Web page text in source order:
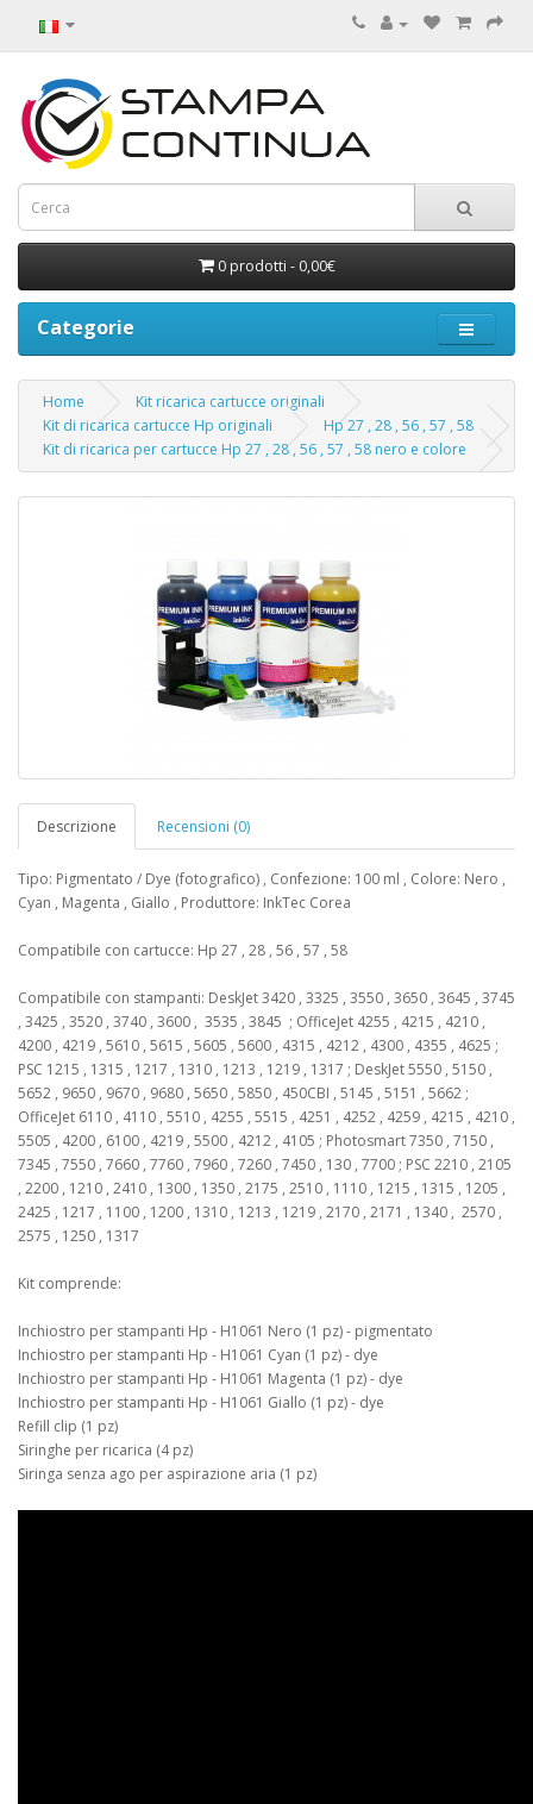
0 prodotti - 0,00€
Categorie
Home
Kit ricarica cartucce originali
Kit di ricarica cartucce Hp originali
Hp 27 , 28 , 56 , 57 , 58
Kit di ricarica per cartucce Hp 27 , 28 , 56 , 57 , 58 nero e colore
Descrizione Recensioni (0)
Tipo: Pigmentato / Dye (fotografico) , Confezione: 100 ml , Colore: Nero ,
Cyan , Magenta , Giallo , Produttore: InkTec Corea
Compatibile con cartucce: Hp 27 , 28 , 56 , 57 , 58
Compatibile con stampanti: DeskJet 3420 , 3325 , 3550 , 3650 , 3645 , 3745
, 3425 , 3520 , 3740 , 3600 , 3535 , 3845 ; OfficeJet 4255 , 4215 , 4210 ,
4200 , 4219 , 5610 , 5615 , 5605 , 5600 , 4315 , 4212 , 4300 , 4355 , 4625 ;
PSC 1215 , 1315 , 1217 , 1310 , 1213 , 1219 , 1317 ; DeskJet 5550 , 5150 ,
5652 , 9650 , 9670 , 9680 , 5650 , 5850 , 450CBI , 5145 , 5151 , 5662 ;
OfficeJet 6110 , 4110 , 5510 , 4255 , 5515 , 4251 , 4252 , 4259 , 4215 , 4210 ,
5505 , 4200 , 6100 , 4219 , 5500 , 4212 , 4105 ; Photosmart 7350 , 7150 ,
7345 , 7550 , 7660 , 7760 , 7960 , 7260 , 7450 , 130 , 7700 ; PSC 2210 , 2105
, 2200 , 1210 , 2410 , 1300 , 1350 , 2175 , 2510 , 1110 , 1215 , 1315 , 1205 ,
2425 , 1217 , 1100 , 1200 , 1310 , 1213 , 1219 , 2170 , 2171 , 1340 , 2570 ,
2575 , 1250 , 1317
Kit comprende:
Inchiostro per stampanti Hp - H1061 Nero (1 pz) - pigmentato
Inchiostro per stampanti Hp - H1061 Cyan (1 pz) - dye
Inchiostro per stampanti Hp - H1061 Magenta (1 pz) - dye
Inchiostro per stampanti Hp - H1061 Giallo (1 pz) - dye
Refill clip (1 pz)
Siringhe per ricarica (4 pz)
Siringa senza ago per aspirazione aria (1 pz)